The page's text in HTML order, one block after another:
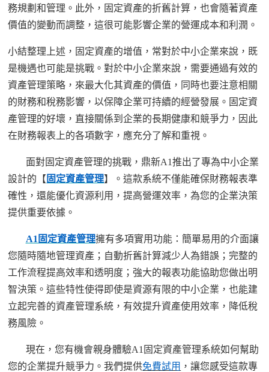
務規劃和管理。此外，固定資產的折舊計算，也會隨著資產
價值的變動而調整，這很可能影響企業的營運成本和利潤。
小結整理上述，固定資產的增值，常對於中小企業來說，既
是機遇也可能是挑戰。對於中小企業來說，需要通過有效的
資產管理策略，來最大化其資產的價值，同時也要注意相關
的財務和稅務影響，以保障企業可持續的經營發展。固定資
產管理的好壞，直接關係到企業的長期健康和競爭力，因此
在財務報表上的各項數字，應充分了解和重視。
面對固定資產管理的挑戰，鼎新A1推出了專為中小企業
設計的【 固定資產管理】。這款系統不僅能確保財務報表準
確性，還能優化資源利用，提高營運效率，為您的企業決策
提供重要依據。
A1固定資產管理擁有多項實用功能：簡單易用的介面讓
您隨時隨地管理資產；自動折舊計算減少人為錯誤；完整的
工作流程提高效率和透明度；強大的報表功能協助您做出明
智決策。這些特性使得即使是資源有限的中小企業，也能建
立起完善的資產管理系統，有效提升資產使用效率，降低稅
務風險。
現在，您有機會親身體驗A1固定資產管理系統如何幫助
您的企業提升競爭力。我們提供免費試用 ，讓您感受這款專